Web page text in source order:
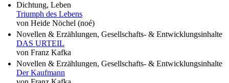
Dichtung, Leben
Triumph des Lebens
von Heide Nöchel (noé)
Novellen & Erzählungen, Gesellschafts- & Entwicklungsinhalte
DAS URTEIL
von Franz Kafka
Novellen & Erzählungen, Gesellschafts- & Entwicklungsinhalte
Der Kaufmann